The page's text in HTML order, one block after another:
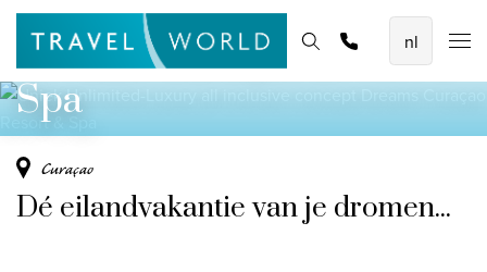
De mooiste vliegvakanties
Baoase Luxury Resort Curaçao
Lux* Grand Baie Resort Mauritius
Bekijk alle vliegvakanties
Homepage Bestemmingen Thema's Promoties
Offerte aanvragen
concept
Dreams Curaçao Resort &
Spa
Curaçao
Dé eilandvakantie van je dromen...